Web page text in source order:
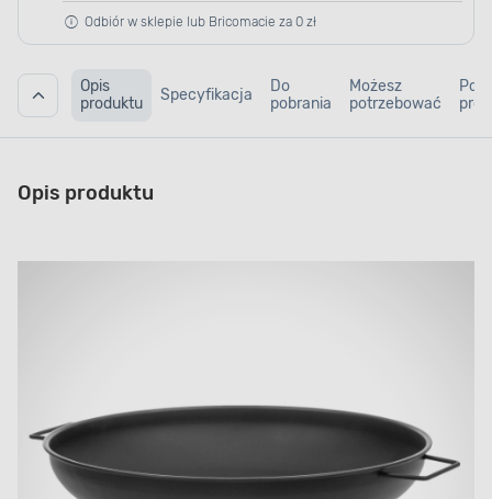
Odbiór w sklepie lub Bricomacie za 0 zł
Opis
produktu
Specyfikacja
Do
pobrania
Możesz
potrzebować
Opis produktu